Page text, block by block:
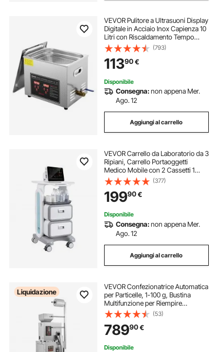
VEVOR Pulitore a Ultrasuoni Display
Digitale in Acciaio Inox Capienza 10
Litri con Riscaldamento Tempo
Temperatura Regolabile, Macchina
Pulitrice a Ultrasuoni per Gioielli
Occhiali Orologi Laboratorio
(793)
11390€
Disponibile
Consegna:non appena Mer.
Ago. 12
Aggiungi al carrello
VEVOR Carrello da Laboratorio da 3
Ripiani, Carrello Portaoggetti
Medico Mobile con 2 Cassetti 1
Vassoio, Carrello Servizio in
Materiale ABS, con 4 Ruote per
Laboratorio, Clinica, Ospedale,
Salone
(377)
19990€
Disponibile
Consegna:non appena Mer.
Ago. 12
Aggiungi al carrello
Liquidazione
VEVOR Confezionatrice Automatica
per Particelle, 1-100 g, Bustina
Multifunzione per Riempire
Ponderazione Bustine di Polvere,
Riempitrice per Polvere per Semi di
Tè Grani Farina Chicchi
(53)
78990€
Disponibile